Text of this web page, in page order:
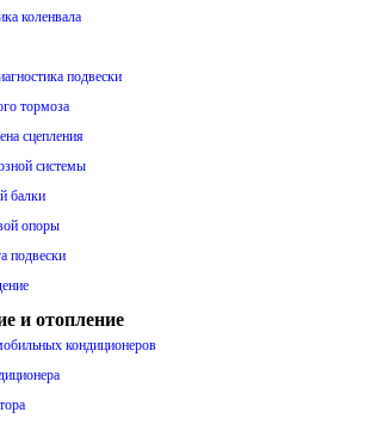
коленвала
подвески
тормоза
сцепления
системы
балки
опоры
подвески
и отопление
кондиционеров